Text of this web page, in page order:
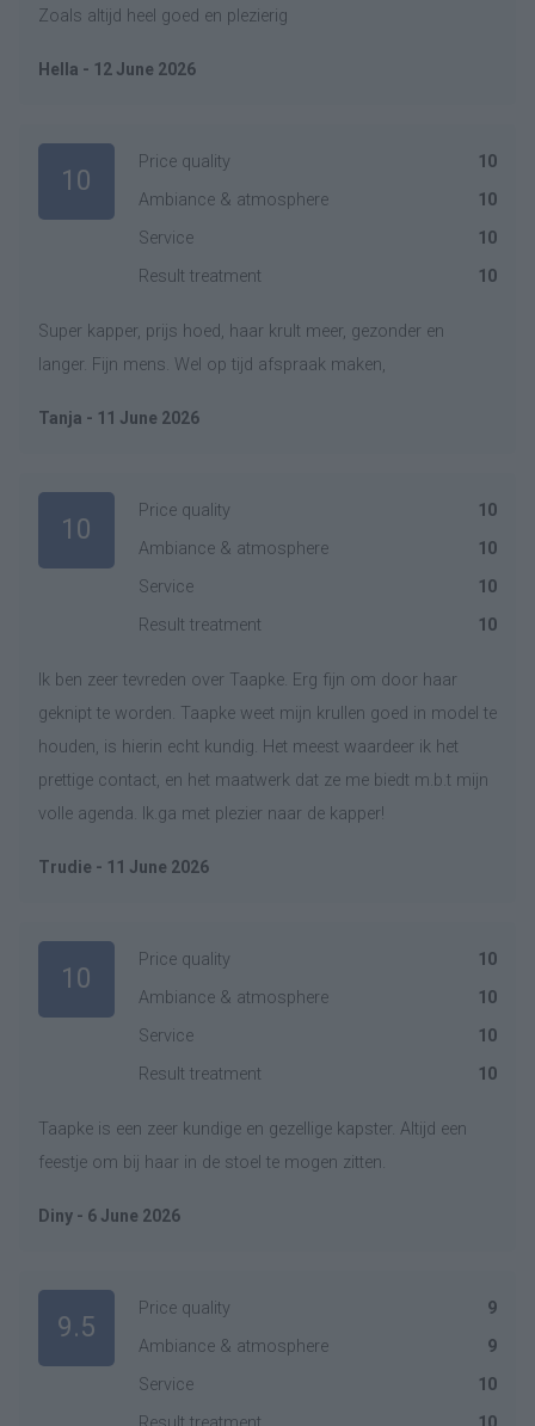
Zoals altijd heel goed en plezierig
Hella - 12 June 2026
10
Price quality
10
Ambiance & atmosphere
10
Service
10
Result treatment
10
Super kapper, prijs hoed, haar krult meer, gezonder en
langer. Fijn mens. Wel op tijd afspraak maken,
Tanja - 11 June 2026
10
Price quality
10
Ambiance & atmosphere
10
Service
10
Result treatment
10
Ik ben zeer tevreden over Taapke. Erg fijn om door haar
geknipt te worden. Taapke weet mijn krullen goed in model te
houden, is hierin echt kundig. Het meest waardeer ik het
prettige contact, en het maatwerk dat ze me biedt m.b.t mijn
volle agenda. Ik.ga met plezier naar de kapper!
Trudie - 11 June 2026
10
Price quality
10
Ambiance & atmosphere
10
Service
10
Result treatment
10
Taapke is een zeer kundige en gezellige kapster. Altijd een
feestje om bij haar in de stoel te mogen zitten.
Diny - 6 June 2026
9.5
Price quality
9
Ambiance & atmosphere
9
Service
10